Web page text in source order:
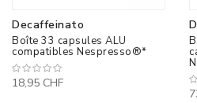
Decaffeinato
Boîte 33 capsules ALU
compatibles Nespresso®*
18,95 CHF